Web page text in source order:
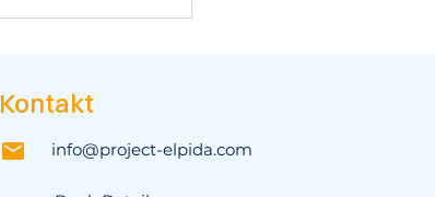
Kontakt
info@project-elpida.com